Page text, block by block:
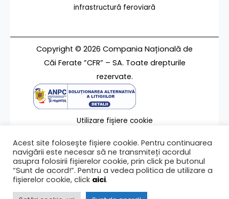
infrastructură feroviară
Copyright © 2026 Compania Națională de
Căi Ferate ”CFR” – SA. Toate drepturile
rezervate.
Utilizare fișiere cookie
Contact
Ultima modificare a paginii 12/02/2024
Acest site folosește fișiere cookie. Pentru continuarea
navigării este necesar să ne transmiteți acordul
asupra folosirii fișierelor cookie, prin click pe butonul
“Sunt de acord!”. Pentru a vedea politica de utilizare a
fișierelor cookie, click aici.